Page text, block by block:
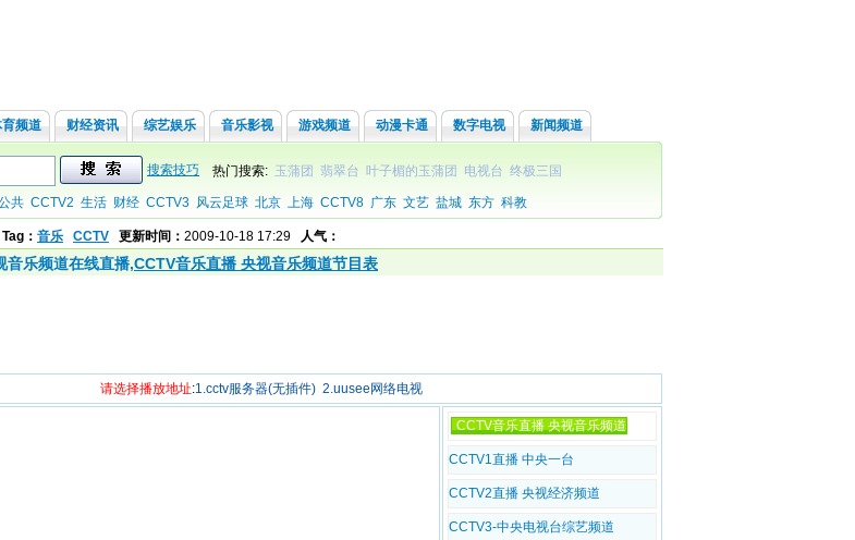
频道 财经资讯 综艺娱乐 音乐影视 游戏频道 动漫卡通 数字电视 新闻频道
搜索技巧 热门搜索: 玉蒲团 翡翠台 叶子楣的玉蒲团 电视台 终极三国
共 CCTV2 生活 财经 CCTV3 风云足球 北京 上海 CCTV8 广东 文艺 盐城 东方 科教
Tag： 音乐 CCTV 更新时间： 2009-10-18 17:29 人气：
音乐频道在线直播,CCTV音乐直播 央视音乐频道节目表
请选择播放地址:1.cctv服务器(无插件) 2.uusee网络电视
CCTV音乐直播 央视音乐频道
CCTV1直播 中央一台
CCTV2直播 央视经济频道
CCTV3-中央电视台综艺频道